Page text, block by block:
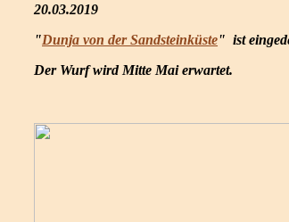
20.03.2019
"Dunja von der Sandsteinküste" ist
Der Wurf wird Mitte Mai erwartet.